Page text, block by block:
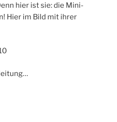
hier ist sie: die Mini-
Hier im Bild mit ihrer